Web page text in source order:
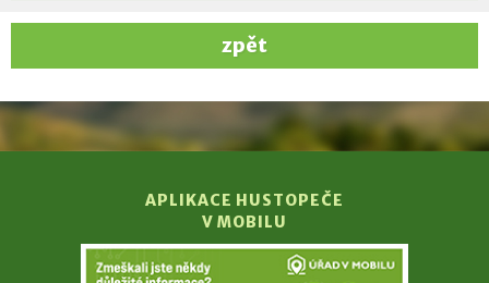
zpět
APLIKACE HUSTOPEČE
V MOBILU